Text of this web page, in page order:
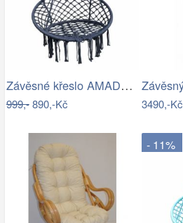
Závěsné křeslo AMADO 2 NEW Tempo Kondela
999,-890,-Kč 3490,-Kč
- 11%